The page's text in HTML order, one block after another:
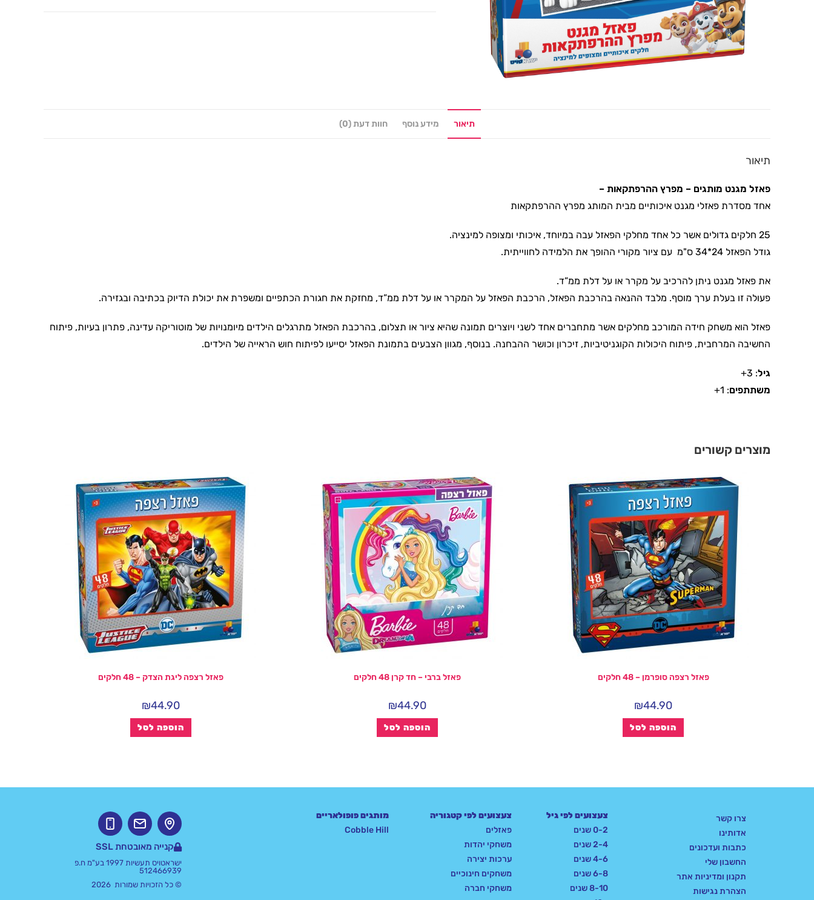
תיאור מידע נוסף חוות דעת (0)
תיאור
פאזל מגנט מותגים – מפרץ ההרפתקאות –
אחד מסדרת פאזלי מגנט איכותיים מבית המותג מפרץ ההרפתקאות
25 חלקים גדולים אשר כל אחד מחלקי הפאזל עבה במיוחד, איכותי ומצופה למינציה.
גודל הפאזל 24*34 ס"מ עם ציור מקורי ההופך את הלמידה לחווייתית.
את פאזל מגנט ניתן להרכיב על מקרר או על דלת ממ”ד.
פעולה זו בעלת ערך מוסף. מלבד ההנאה בהרכבת הפאזל, הרכבת הפאזל על המקרר או על דלת ממ”ד, מחזקת את חגורת הכתפיים ומשפרת את יכולת הדיוק בכתיבה ובגזירה.
פאזל הוא משחק חידה המורכב מחלקים אשר מתחברים אחד לשני ויוצרים תמונה שהיא ציור או תצלום, בהרכבת הפאזל מתרגלים הילדים מיומנויות של מוטוריקה עדינה, פתרון בעיות, פיתוח
החשיבה המרחבית, פיתוח היכולות הקוגניטיביות, זיכרון וכושר ההבחנה. בנוסף, מגוון הצבעים בתמונת הפאזל יסייעו לפיתוח חוש הראייה של הילדים.
גיל: 3+
משתתפים: 1+
מוצרים קשורים
פאזל רצפה סופרמן – 48 חלקים
₪44.90
הוספה לסל
פאזל ברבי – חד קרן 48 חלקים
₪44.90
הוספה לסל
פאזל רצפה ליגת הצדק – 48 חלקים
₪44.90
הוספה לסל
צרו קשר
אדותינו
כתבות ועדכונים
החשבון שלי
תקנון ומדיניות אתר
הצהרת נגישות
צעצועים לפי גיל
0-2 שנים
2-4 שנים
4-6 שנים
6-8 שנים
8-10 שנים
צעצועים לפי קטגוריה
פאזלים
משחקי יהדות
ערכות יצירה
משחקים חינוכיים
משחקי חברה
מותגים פופולאריים
Cobble Hill
קנייה מאובטחת SSL
ישראטויס תעשיות 1997 בע"מ ח.פ
512466939
© כל הזכויות שמורות 2026